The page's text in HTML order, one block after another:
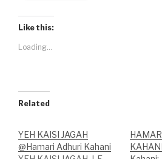
Like this:
Loading...
Related
YEH KAISI JAGAH
@Hamari Adhuri Kahani